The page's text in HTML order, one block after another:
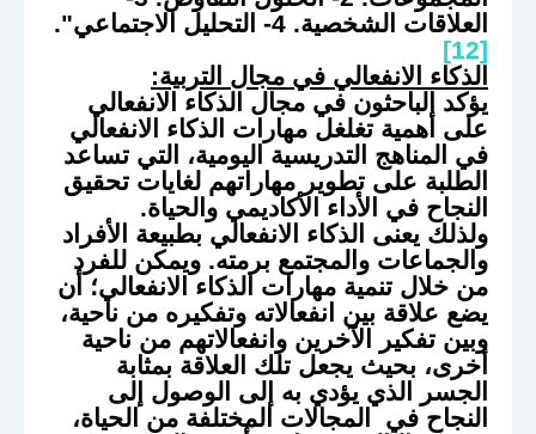
العلاقات الشخصية. 4- التحليل الاجتماعي".
[12]
الذكاء الانفعالي في مجال التربية:
يؤكد الباحثون في مجال الذكاء الانفعالي
على أهمية تغلغل مهارات الذكاء الانفعالي
في المناهج التدريسية اليومية، التي تساعد
الطلبة على تطوير مهاراتهم لغايات تحقيق
النجاح في الأداء الأكاديمي والحياة.
ولذلك يعنى الذكاء الانفعالي بطبيعة الأفراد
والجماعات والمجتمع برمته. ويمكن للفرد
من خلال تنمية مهارات الذكاء الانفعالي؛ أن
يضع علاقة بين انفعالاته وتفكيره من ناحية،
وبين تفكير الآخرين وانفعالاتهم من ناحية
أخرى، بحيث يجعل تلك العلاقة بمثابة
الجسر الذي يؤدي به إلى الوصول إلى
النجاح في المجالات المختلفة من الحياة،